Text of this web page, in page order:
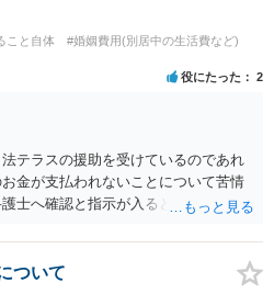
こと自体
#婚姻費用(別居中の生活費など)
役にたった 2
テラスの援助を受けているのであれ
金が支払われないことについて苦情
士へ確認と指示が入ると思います。
ついて